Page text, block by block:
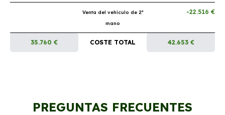
Venta del vehículo de 2ª
mano
-22.516 €
35.760 € COSTE TOTAL 42.653 €
PREGUNTAS FRECUENTES